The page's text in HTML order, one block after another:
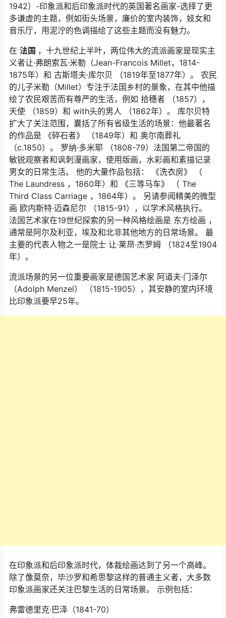
1942）-印象派和后印象派时代的英国著名画家-选择了更
多谦虚的主题，例如街头场景，廉价的室内装饰，妓女和
音乐厅，用泥泞的色调描绘了这些主题而没有魅力。
在 法国 ，十九世纪上半叶，两位伟大的流派画家是现实主
义者让·弗朗索瓦·米勒（Jean-Francois Millet，1814-
1875年）和 古斯塔夫·库尔贝 （1819年至1877年）。 农民
的儿子米勒（Millet）专注于法国乡村的景象，在其中他描
绘了农民艰苦而有尊严的生活，例如 拾穗者
（1857），
天使
（1859）和 with头的男人
（1862年）。 库尔贝特
扩大了关注范围，囊括了所有省级生活的场景：他最著名
的作品是
《碎石者》 （1849年）和 奥尔南葬礼
（c.1850）。 罗纳·多米耶 （1808-79）法国第二帝国的
敏锐观察者和讽刺漫画家，使用版画，水彩画和素描记录
男女的日常生活。 他的大量作品包括：
《洗衣房》
（
The Laundress ，1860年）和 《三等马车》 （ The
Third Class Carriage ，1864年）。 另请参阅精美的微型
画 欧内斯特·迈森尼尔 （1815-91），以学术风格执行。
法国艺术家在19世纪探索的另一种风格绘画是 东方绘画 ，
通常是阿尔及利亚，埃及和北非其他地方的日常场景。 最
主要的代表人物之一是院士 让·莱昂·杰罗姆 （1824至1904
年）。
流派场景的另一位重要画家是德国艺术家 阿道夫·门泽尔
（Adolph Menzel） （1815-1905），其安静的室内环境
比印象派要早25年。
在印象派和后印象派时代，体裁绘画达到了另一个高峰。
除了像莫奈，毕沙罗和希思黎这样的普通主义者，大多数
印象派画家还关注巴黎生活的日常场景。 示例包括：
弗雷德里克·巴泽（1841-70）